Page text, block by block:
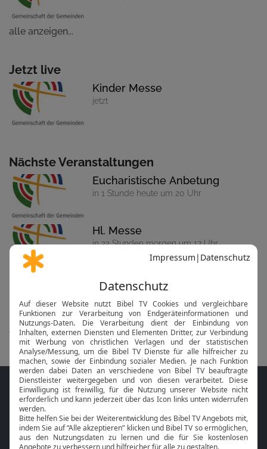
alle anzeigen...
Jetzt live
Kinder Messe
jetzt
Nächste Veranstaltungen
Eucharistische Anbetung
in 1 Stunde heute um 20 Uhr
Hl. Messe
in 22 Stunden morgen um 17 Uhr
Hl. Messe
in 2 Tagen am So um 18:30 Uhr
alle anzeigen...
Folge MeinGottesdienst.com auf den
Sozialen Medien